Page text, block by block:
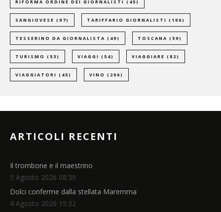
RIFORMA ORDINE DEI GIORNALISTI (45)
SANGIOVESE (97) TARIFFARIO GIORNALISTI (106)
TESSERINO DA GIORNALISTA (49) TOSCANA (59)
TURISMO (53) VIAGGI (54) VIAGGIARE (82)
VIAGGIATORI (45) VINO (206)
ARTICOLI RECENTI
Il trombone e il maestrino
5 Agosto 2026 08:39
Dolci conferme dalla stellata Maremma
4 Agosto 2026 15:32